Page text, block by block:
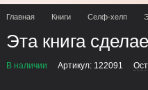
Главная Книги Селф-хелп
Эта книга
В наличии Артикул: 122091